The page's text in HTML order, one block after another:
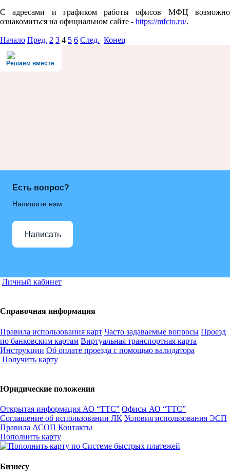
С адресами и графиком работы офисов МФЦ возможно
ознакомиться на официальном сайте - https://mfcto.ru/.
Начало Пред. 2 3 4 5 6 След. Конец
Решаем вместе
Есть вопрос?
Напишите нам
Написать
Личный кабинет
Справочная информация
Правила использования карт Часто задаваемые вопросы Проезд
по банковским картам Виртуальная транспортная карта
Инструкции Об оплате проезда с помощью валидатора
Получить карту
Юридические положения
Открытая информация АО “ТТС” Офисы АО “ТТС”
Соглашение об использовании ЛК Условия использования ЭСП
Правила АСОП Контакты
Пополнить карту
Бизнесу